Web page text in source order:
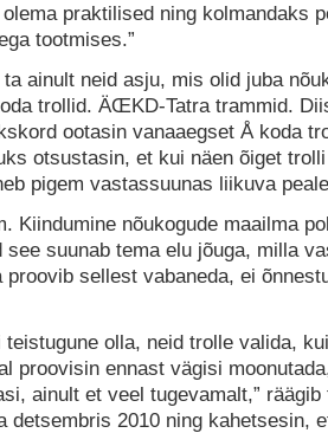
praktilised ning kolmandaks
tootmises.”
ainult neid asju, mis olid juba
trollid. ÄŒKD-Tatra trammid.
ootasin vanaaegset Å koda
otsustasin, et kui näen õiget
pigem vastassuunas liikuva
Kiindumine nõukogude maailma
suunab tema elu jõuga, milla
sellest vabaneda, ei
teistugune olla, neid trolle valida,
proovisin ennast vägisi
ainult et veel tugevamalt,”
detsembris 2010 ning kahetsesin,